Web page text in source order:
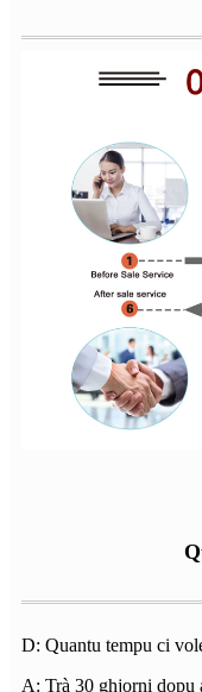
D: Quantu tempu ci
A: Trà 30 ghjorni dopu